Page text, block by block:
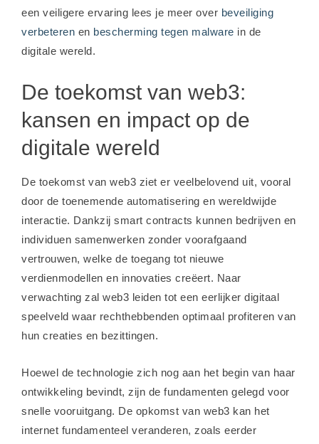
een veiligere ervaring lees je meer over beveiliging
verbeteren en bescherming tegen malware in de
digitale wereld.
De toekomst van web3:
kansen en impact op de
digitale wereld
De toekomst van web3 ziet er veelbelovend uit, vooral
door de toenemende automatisering en wereldwijde
interactie. Dankzij smart contracts kunnen bedrijven en
individuen samenwerken zonder voorafgaand
vertrouwen, welke de toegang tot nieuwe
verdienmodellen en innovaties creëert. Naar
verwachting zal web3 leiden tot een eerlijker digitaal
speelveld waar rechthebbenden optimaal profiteren van
hun creaties en bezittingen.
Hoewel de technologie zich nog aan het begin van haar
ontwikkeling bevindt, zijn de fundamenten gelegd voor
snelle vooruitgang. De opkomst van web3 kan het
internet fundamenteel veranderen, zoals eerder